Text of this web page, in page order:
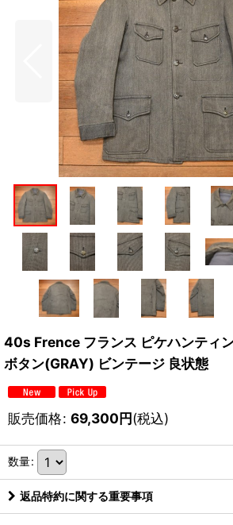
40s Frence フランス ピケハンティ
ボタン(GRAY) ビンテージ 良状態
販売価格: 69,300円(税込)
数量:
返品特約に関する重要事項